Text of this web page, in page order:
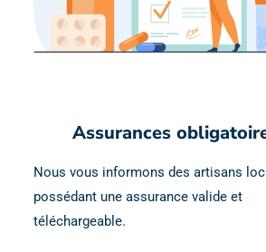
Assurances
Nous vous informons des artisans
possédant une assurance valide et
téléchargeable.